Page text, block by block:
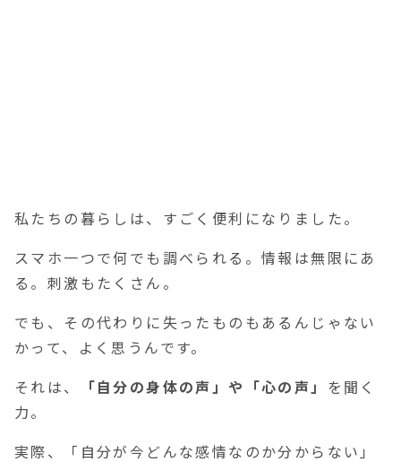
私たちの暮らしは、すごく便利になりました。
スマホ一つで何でも調べられる。情報は無限にあ
る。刺激もたくさん。
でも、その代わりに失ったものもあるんじゃない
かって、よく思うんです。
それは、 「自分の身体の声」や「心の声」
を聞く
力。
実際、「自分が今どんな感情なのか分からない」